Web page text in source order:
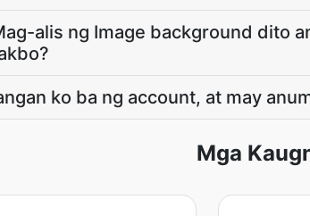
alis ng Image background dito
ko ba ng account, at may
Mga